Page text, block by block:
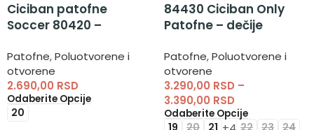
Ciciban patofne
Soccer 80420 –
anatomske patofne za
dečake
Patofne,Poluotvorene i
otvorene
2.690,00 RSD
Odaberite Opcije
20
84430 Ciciban Only
Patofne – dečije
Patofne,Poluotvorene i
otvorene
3.290,00 RSD –
3.390,00 RSD
Odaberite Opcije